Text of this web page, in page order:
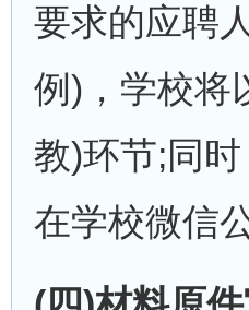
要求的应聘
例)，学校将
教)环节;同
在学校微信